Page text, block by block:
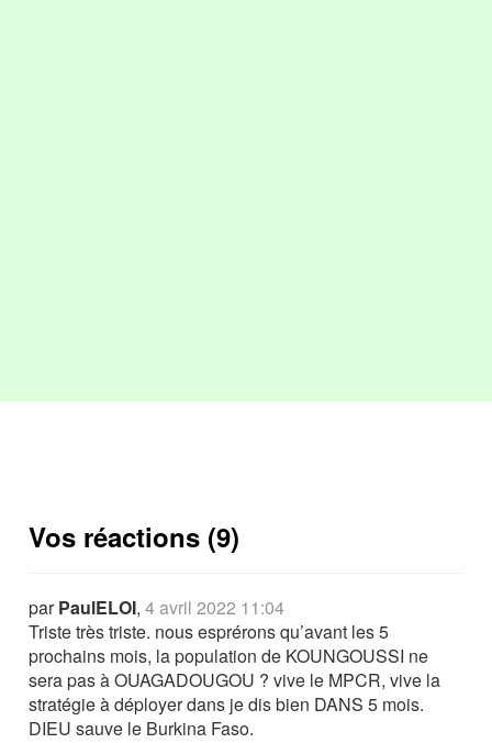
Vos réactions (9)
parPaulELOI,4 avril 2022 11:04
Triste très triste. nous esprérons qu’avant les 5
prochains mois, la population de KOUNGOUSSI ne
sera pas à OUAGADOUGOU ? vive le MPCR, vive la
stratégie à déployer dans je dis bien DANS 5 mois.
DIEU sauve le Burkina Faso.